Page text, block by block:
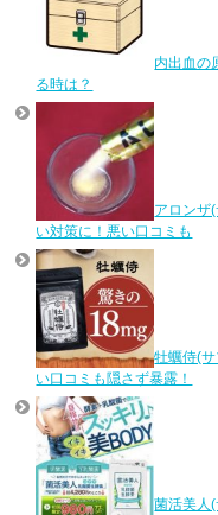
内出血の
る時は？
アロンザ
い対策に！悪い口コミも
牡蠣侍(
い口コミも隠さず暴露！
菌活美人